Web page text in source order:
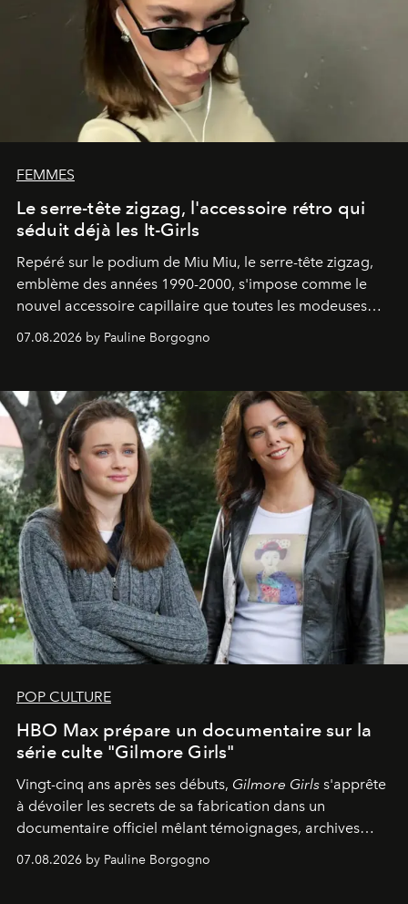
FEMMES
Le serre-tête zigzag, l'accessoire rétro qui
séduit déjà les It-Girls
Repéré sur le podium de Miu Miu, le serre-tête zigzag,
emblème des années 1990-2000, s'impose comme le
nouvel accessoire capillaire que toutes les modeuses
07.08.2026 by Pauline Borgogno
POP CULTURE
HBO Max prépare un documentaire sur la
série culte "Gilmore Girls"
Vingt-cinq ans après ses débuts, Gilmore Girls s'apprête
à dévoiler les secrets de sa fabrication dans un
documentaire officiel mêlant témoignages, archives
générationnel.
07.08.2026 by Pauline Borgogno